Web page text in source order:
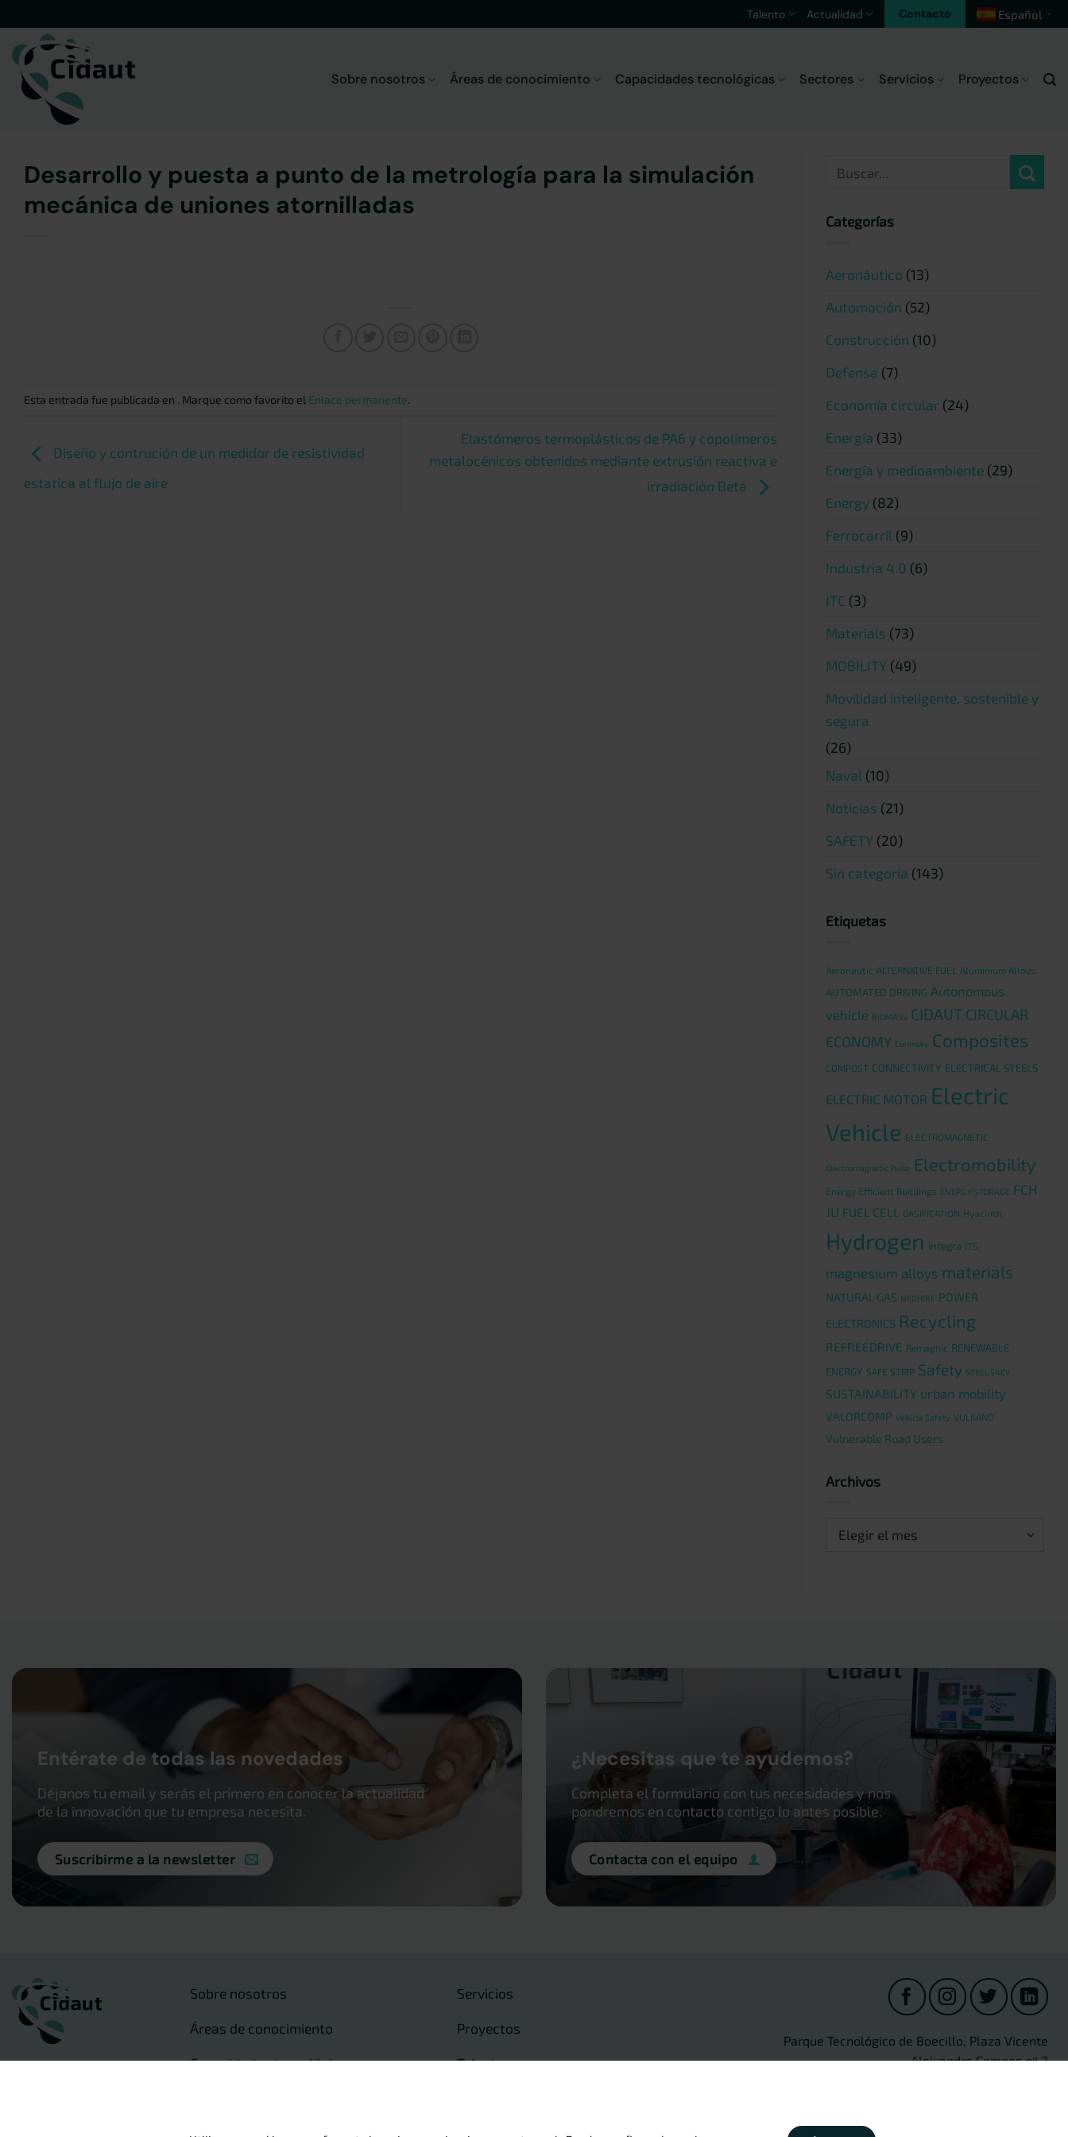
al
contenido
Talento Actualidad Contacto Español ▼
Sobre nosotros Áreas de conocimiento Capacidades tecnológicas Sectores Servicios Proyectos
Desarrollo y puesta a punto de la metrología para la simulación
mecánica de uniones atornilladas
Esta entrada fue publicada en . Marque como favorito el Enlace permanente.
Diseño y contrución de un medidor de resistividad
estatica al flujo de aire
Elastómeros termoplásticos de PA6 y copolímeros
metalocénicos obtenidos mediante extrusión reactiva e
irradiación Beta
Categorías
Aeronáutico (13)
Automoción (52)
Construcción (10)
Defensa (7)
Economía circular (24)
Energía (33)
Energía y medioambiente (29)
Energy (82)
Ferrocarril (9)
Industria 4.0 (6)
ITC (3)
Materials (73)
MOBILITY (49)
Movilidad inteligente, sostenible y
segura
(26)
Naval (10)
Noticias (21)
SAFETY (20)
Sin categoría (143)
Etiquetas
Aeronautic ALTERNATIVE FUEL Aluminium Alloys
AUTOMATED DRIVING Autonomous
vehicle BIOMASS CIDAUT CIRCULAR
ECONOMY Cleansky Composites
COMPOST CONNECTIVITY ELECTRICAL STEELS
ELECTRIC MOTOR Electric
Vehicle ELECTROMAGNETIC
Electromagnetic Pulse Electromobility
Energy Efficient Buildings ENERGY STORAGE FCH
JU FUEL CELL GASIFICATION Hyacinth
Hydrogen integra ITS
magnesium alloys materials
NATURAL GAS NEOHIRE POWER
ELECTRONICS Recycling
REFREEDRIVE Remaghic RENEWABLE
ENERGY SAFE STRIP Safety STEEL S4EV
SUSTAINABILITY urban mobility
VALORCOMP Vehicle Safety VULKANO
Vulnerable Road Users
Archivos
Archivos
Entérate de todas las novedades
Déjanos tu email y serás el primero en conocer la actualidad
de la innovación que tu empresa necesita.
Suscribirme a la newsletter
¿Necesitas que te ayudemos?
Completa el formulario con tus necesidades y nos
pondremos en contacto contigo lo antes posible.
Contacta con el equipo
Sobre nosotros
Áreas de conocimiento
Capacidades tecnológicas
Servicios
Proyectos
Talento
Parque Tecnológico de Boecillo, Plaza Vicente
Aleixandre Campos nº 2